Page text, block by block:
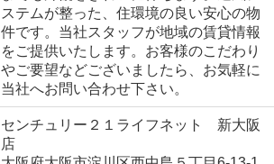
ステムが整った、住環境の良い安心の物
件です。当社スタッフが地域の賃貸情報
をご提供いたします。お客様のこだわり
やご要望などございましたら、お気軽に
当社へお問い合わせ下さい。
センチュリー２１ライフネット 新大阪
店